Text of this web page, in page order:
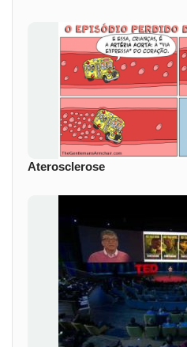
Aterosclerose